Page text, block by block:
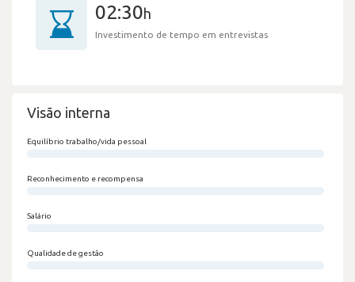
02:30h
Investimento de tempo em entrevistas
Visão interna
Equilíbrio trabalho/vida pessoal
Reconhecimento e recompensa
Salário
Qualidade de gestão